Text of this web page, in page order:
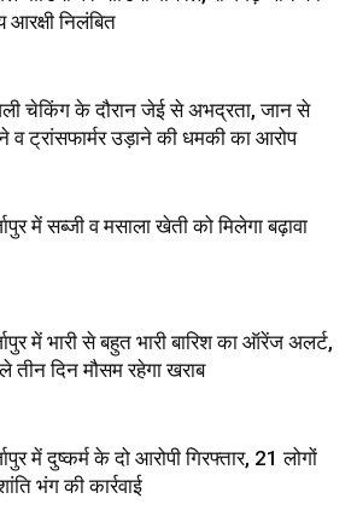
आरक्षी निलंबित
चेकिंग के दौरान जेई से अभद्रता, जान से
व ट्रांसफार्मर उड़ाने की धमकी का आरोप
में सब्जी व मसाला खेती को मिलेगा बढ़ावा
में भारी से बहुत भारी बारिश का ऑरेंज अलर्ट,
तीन दिन मौसम रहेगा खराब
में दुष्कर्म के दो आरोपी गिरफ्तार, 21 लोगों
भंग की कार्रवाई